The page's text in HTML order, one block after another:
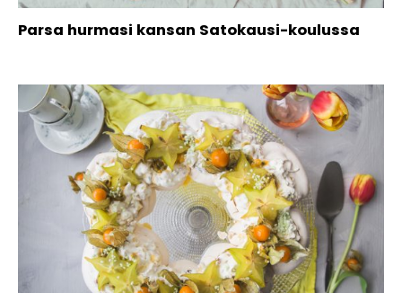
Parsa hurmasi kansan Satokausi-koulussa